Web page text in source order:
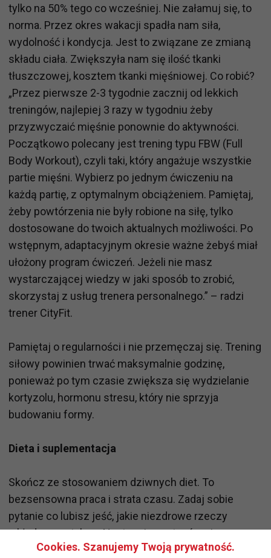
tylko na 50% tego co wcześniej. Nie załamuj się, to
norma. Przez okres wakacji spadła nam siła,
wydolność i kondycja. Jest to związane ze zmianą
składu ciała. Zwiększyła nam się ilość tkanki
tłuszczowej, kosztem tkanki mięśniowej. Co robić?
„Przez pierwsze 2-3 tygodnie zacznij od lekkich
treningów, najlepiej 3 razy w tygodniu żeby
przyzwyczaić mięśnie ponownie do aktywności.
Początkowo polecany jest trening typu FBW (Full
Body Workout), czyli taki, który angażuje wszystkie
partie mięśni. Wybierz po jednym ćwiczeniu na
każdą partię, z optymalnym obciążeniem. Pamiętaj,
żeby powtórzenia nie były robione na siłę, tylko
dostosowane do twoich aktualnych możliwości. Po
wstępnym, adaptacyjnym okresie ważne żebyś miał
ułożony program ćwiczeń. Jeżeli nie masz
wystarczającej wiedzy w jaki sposób to zrobić,
skorzystaj z usług trenera personalnego.” – radzi
trener CityFit.
Pamiętaj o regularności i nie przemęczaj się. Trening
siłowy powinien trwać maksymalnie godzinę,
ponieważ po tym czasie zwiększa się wydzielanie
kortyzolu, hormonu stresu, który nie sprzyja
budowaniu formy.
Dieta i suplementacja
Skończ ze stosowaniem dziwnych diet. To
bezsensowna praca i strata czasu. Zadaj sobie
pytanie co lubisz jeść, jakie niezdrowe rzeczy
wkładasz na talerz. Następnie zastanów się czym
równie smakowitym możesz je zastąpić. W
Cookies. Szanujemy Twoją prywatność.